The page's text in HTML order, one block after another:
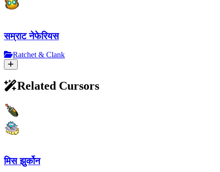
सम्राट नेफेरियस
Ratchet & Clank
Related Cursors
मिस झुर्कोन